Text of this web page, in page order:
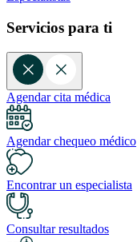
Servicios para ti
Agendar cita médica
Agendar chequeo médico
Encontrar un especialista
Consultar resultados